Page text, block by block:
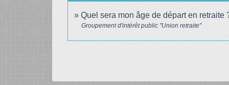
Quel sera mon âge de départ en retraite
Groupement d'intérêt public "Union retraite"